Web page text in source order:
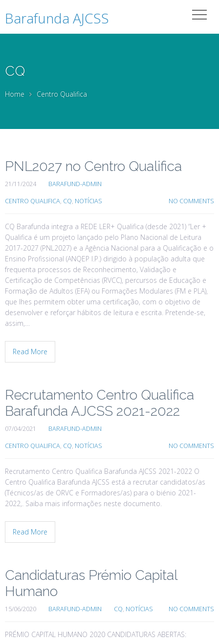
Barafunda AJCSS
CQ
Home Centro Qualifica
PNL2027 no Centro Qualifica
21/11/2024 BARAFUND-ADMIN
CENTRO QUALIFICA, CQ, NOTÍCIAS NO COMMENTS
CQ Barafunda integra a REDE LER+ Qualifica (desde 2021) “Ler +
Qualifica é um projeto lançado pelo Plano Nacional de Leitura
2017-2027 (PNL2027) e a Agência Nacional para a Qualificação e o
Ensino Profissional (ANQEP I.P.) dirigido à população adulta que
frequenta processos de Reconhecimento, Validação e
Certificação de Competências (RVCC), percursos de Educação e
Formação de Adultos (EFA) ou Formações Modulares (FM e PLA),
que lhes permitem obter uma certificação, com o objetivo de
desenvolver e reforçar hábitos de leitura e escrita. Pretende-se,
assim,…
Read More
Recrutamento Centro Qualifica
Barafunda AJCSS 2021-2022
07/04/2021 BARAFUND-ADMIN
CENTRO QUALIFICA, CQ, NOTÍCIAS NO COMMENTS
Recrutamento Centro Qualifica Barafunda AJCSS 2021-2022 O
Centro Qualifica Barafunda AJCSS está a recrutar candidatos/as
(Técnicos/as de ORVC e Formadores/as) para o biénio 2021-
2022,. Saiba mais informações neste documento.
Read More
Candidaturas Prémio Capital
Humano
15/06/2020 BARAFUND-ADMIN CQ, NOTÍCIAS NO COMMENTS
PRÉMIO CAPITAL HUMANO 2020 CANDIDATURAS ABERTAS: